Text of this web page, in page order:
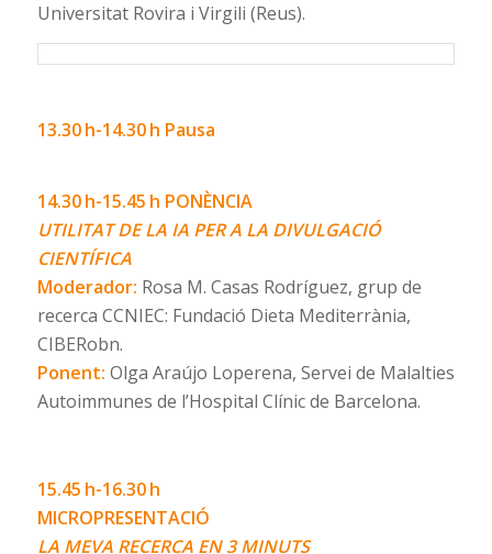
Universitat Rovira i Virgili (Reus).
13.30 h-14.30 h Pausa
14.30 h-15.45 h PONÈNCIA
UTILITAT DE LA IA PER A LA DIVULGACIÓ
CIENTÍFICA
Moderador: Rosa M. Casas Rodríguez, grup de
recerca CCNIEC: Fundació Dieta Mediterrània,
CIBERobn.
Ponent: Olga Araújo Loperena, Servei de Malalties
Autoimmunes de l’Hospital Clínic de Barcelona.
15.45 h-16.30 h
MICROPRESENTACIÓ
LA MEVA RECERCA EN 3 MINUTS